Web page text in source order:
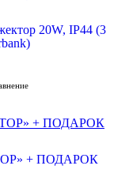
20W, IP44 (3
+ ПОДАРОК